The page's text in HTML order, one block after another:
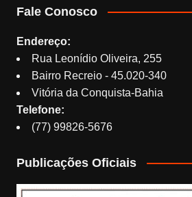
Fale Conosco
Endereço:
Rua Leonídio Oliveira, 255
Bairro Recreio - 45.020-340
Vitória da Conquista-Bahia
Telefone:
(77) 99826-5676
Publicações Oficiais